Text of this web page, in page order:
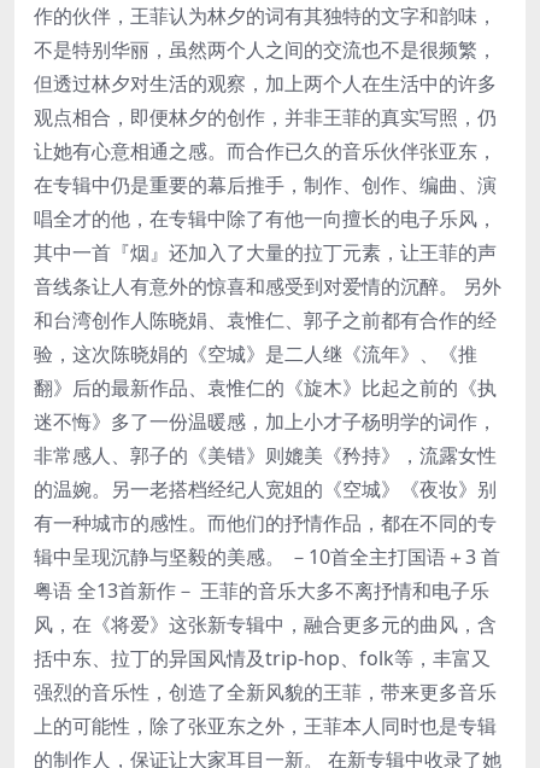
作的伙伴，王菲认为林夕的词有其独特的文字和韵味，
不是特别华丽，虽然两个人之间的交流也不是很频繁，
但透过林夕对生活的观察，加上两个人在生活中的许多
观点相合，即便林夕的创作，并非王菲的真实写照，仍
让她有心意相通之感。而合作已久的音乐伙伴张亚东，
在专辑中仍是重要的幕后推手，制作、创作、编曲、演
唱全才的他，在专辑中除了有他一向擅长的电子乐风，
其中一首『烟』还加入了大量的拉丁元素，让王菲的声
音线条让人有意外的惊喜和感受到对爱情的沉醉。 另外
和台湾创作人陈晓娟、袁惟仁、郭子之前都有合作的经
验，这次陈晓娟的《空城》是二人继《流年》、《推
翻》后的最新作品、袁惟仁的《旋木》比起之前的《执
迷不悔》多了一份温暖感，加上小才子杨明学的词作，
非常感人、郭子的《美错》则媲美《矜持》，流露女性
的温婉。另一老搭档经纪人宽姐的《空城》《夜妆》别
有一种城市的感性。而他们的抒情作品，都在不同的专
辑中呈现沉静与坚毅的美感。 －10首全主打国语＋3 首
粤语 全13首新作－ 王菲的音乐大多不离抒情和电子乐
风，在《将爱》这张新专辑中，融合更多元的曲风，含
括中东、拉丁的异国风情及trip-hop、folk等，丰富又
强烈的音乐性，创造了全新风貌的王菲，带来更多音乐
上的可能性，除了张亚东之外，王菲本人同时也是专辑
的制作人，保证让大家耳目一新。 在新专辑中收录了她